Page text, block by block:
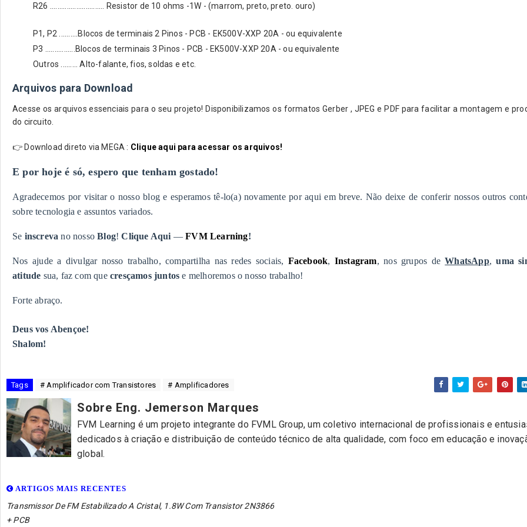
R26 ............................. Resistor de 10 ohms -1W - (marrom, preto, preto. ouro)
P1, P2 ..........Blocos de terminais 2 Pinos - PCB - EK500V-XXP 20A - ou equivalente
P3 ................Blocos de terminais 3 Pinos - PCB - EK500V-XXP 20A - ou equivalente
Outros ......... Alto-falante, fios, soldas e etc.
Arquivos para Download
Acesse os arquivos essenciais para o seu projeto! Disponibilizamos os formatos Gerber , JPEG e PDF para facilitar a montagem e
do circuito.
👉 Download direto via MEGA : Clique aqui para acessar os arquivos!
E por hoje é só, espero que tenham gostado!
Agradecemos por visitar o nosso blog e esperamos tê-lo(a) novamente por aqui em breve. Não deixe de conferir nossos outros
sobre tecnologia e assuntos variados.
Se inscreva no nossoBlog!Clique Aqui —FVM Learning!
Nos ajude a divulgar nosso trabalho, compartilha nas redes sociais, Facebook, Instagram, nos grupos deWhatsApp,uma
atitude sua, faz com quecresçamos juntos e melhoremos o nosso trabalho!
Forte abraço.
Deus vos Abençoe!
Shalom!
Tags # Amplificador com Transistores # Amplificadores
Sobre Eng. Jemerson Marques
FVM Learning é um projeto integrante do FVML Group, um coletivo internacional de profissionais e
dedicados à criação e distribuição de conteúdo técnico de alta qualidade, com foco em educação e
global.
ARTIGOS MAIS RECENTES
Transmissor De FM Estabilizado A Cristal, 1.8W Com Transistor 2N3866
+ PCB